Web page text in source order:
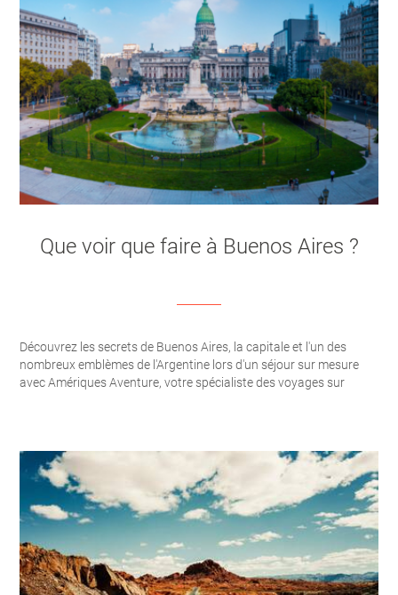
Que voir que faire à Buenos Aires ?
Découvrez les secrets de Buenos Aires, la capitale et l'un des
nombreux emblèmes de l'Argentine lors d'un séjour sur mesure
avec Amériques Aventure, votre spécialiste des voyages sur